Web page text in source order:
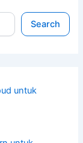
Search
untuk